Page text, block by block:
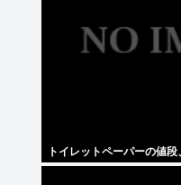
トイレットペーパーの値